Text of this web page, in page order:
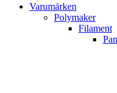
Varumärken
Polymaker
Filament